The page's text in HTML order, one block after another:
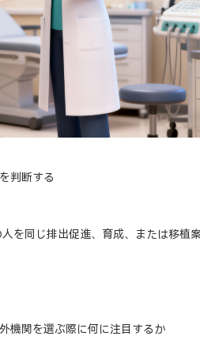
判断する
を同じ排出促進、育成、または移植
機関を選ぶ際に何に注目するか